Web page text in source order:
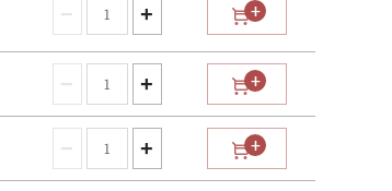
− +
− +
− +